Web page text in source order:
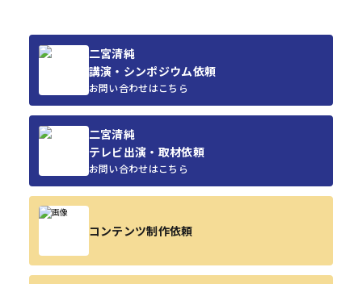
二宮清純
講演・シンポジウム依頼
お問い合わせはこちら
二宮清純
テレビ出演・取材依頼
お問い合わせはこちら
コンテンツ制作依頼